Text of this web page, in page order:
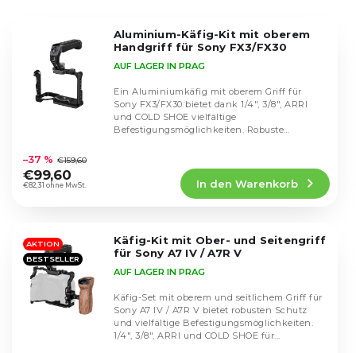
Aluminium-Käfig-Kit mit oberem
Handgriff für Sony FX3/FX30
durchschnittliche
Produktbewertung
ist
Sternen.
AUF LAGER IN PRAG
€82,31 ohne MwSt.
–37 % €159,60
€99,60
In den Warenkorb
Ein Aluminiumkäfig mit oberem Griff für
Sony FX3/FX30 bietet dank 1/4", 3/8", ARRI
und COLD SHOE vielfältige
Befestigungsmöglichkeiten. Robuste
AKTION
BESTSELLER
Käfig-Kit mit Ober- und Seitengriff
für Sony A7 IV / A7R V
AUF LAGER IN PRAG
Käfig-Set mit oberem und seitlichem Griff für
Sony A7 IV / A7R V bietet robusten Schutz
und vielfältige Befestigungsmöglichkeiten.
1/4", 3/8", ARRI und COLD SHOE für...